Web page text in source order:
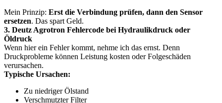
Mein Prinzip: Erst die Verbindung prüfen, dann den Sensor
ersetzen. Das spart Geld.
3. Deutz Agrotron Fehlercode bei Hydraulikdruck oder
Öldruck
Wenn hier ein Fehler kommt, nehme ich das ernst. Denn
Druckprobleme können Leistung kosten oder Folgeschäden
verursachen.
Typische Ursachen:
Zu niedriger Ölstand
Verschmutzter Filter